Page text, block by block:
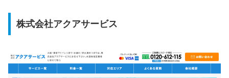
株式会社アクアサービス